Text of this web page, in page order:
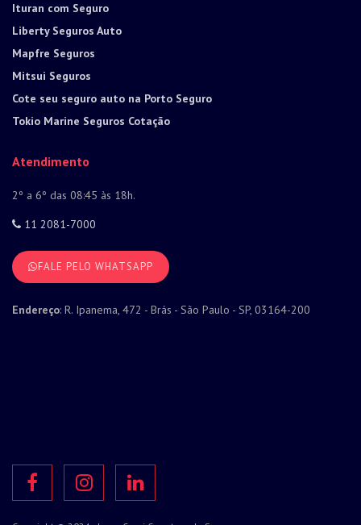
Ituran com Seguro
Liberty Seguros Auto
Mapfre Seguros
Mitsui Seguros
Cote seu seguro auto na Porto Seguro
Tokio Marine Seguros Cotação
Atendimento
2º a 6º das 08:45 às 18h.
11 2081-7000
FALE PELO WHATSAPP
Endereço: R. Ipanema, 472 - Brás - São Paulo - SP, 03164-200